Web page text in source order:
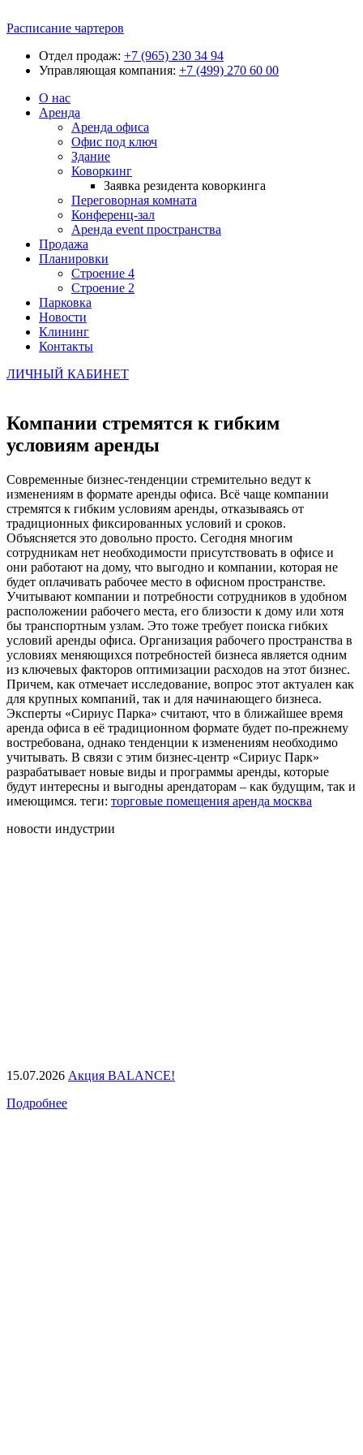
Расписание чартеров
Отдел продаж: +7 (965) 230 34 94
Управляющая компания: +7 (499) 270 60 00
О нас
Аренда
Аренда офиса
Офис под ключ
Здание
Коворкинг
Заявка резидента коворкинга
Переговорная комната
Конференц-зал
Аренда event пространства
Продажа
Планировки
Строение 4
Строение 2
Парковка
Новости
Клининг
Контакты
ЛИЧНЫЙ КАБИНЕТ
Компании стремятся к гибким
условиям аренды
Современные бизнес-тенденции стремительно ведут к
изменениям в формате аренды офиса. Всё чаще компании
стремятся к гибким условиям аренды, отказываясь от
традиционных фиксированных условий и сроков.
Объясняется это довольно просто. Сегодня многим
сотрудникам нет необходимости присутствовать в офисе и
они работают на дому, что выгодно и компании, которая не
будет оплачивать рабочее место в офисном пространстве.
Учитывают компании и потребности сотрудников в удобном
расположении рабочего места, его близости к дому или хотя
бы транспортным узлам. Это тоже требует поиска гибких
условий аренды офиса. Организация рабочего пространства в
условиях меняющихся потребностей бизнеса является одним
из ключевых факторов оптимизации расходов на этот бизнес.
Причем, как отмечает исследование, вопрос этот актуален как
для крупных компаний, так и для начинающего бизнеса.
Эксперты «Сириус Парка» считают, что в ближайшее время
аренда офиса в её традиционном формате будет по-прежнему
востребована, однако тенденции к изменениям необходимо
учитывать. В связи с этим бизнес-центр «Сириус Парк»
разрабатывает новые виды и программы аренды, которые
будут интересны и выгодны арендаторам – как будущим, так и
имеющимся. теги: торговые помещения аренда москва
новости индустрии
15.07.2026 Акция BALANCE!
Подробнее